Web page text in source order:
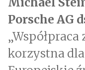
Porsche AG
korzystna